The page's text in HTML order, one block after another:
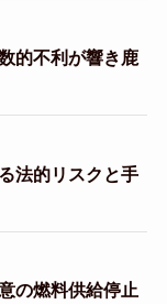
的不利が響き鹿
法的リスクと手
の燃料供給停止